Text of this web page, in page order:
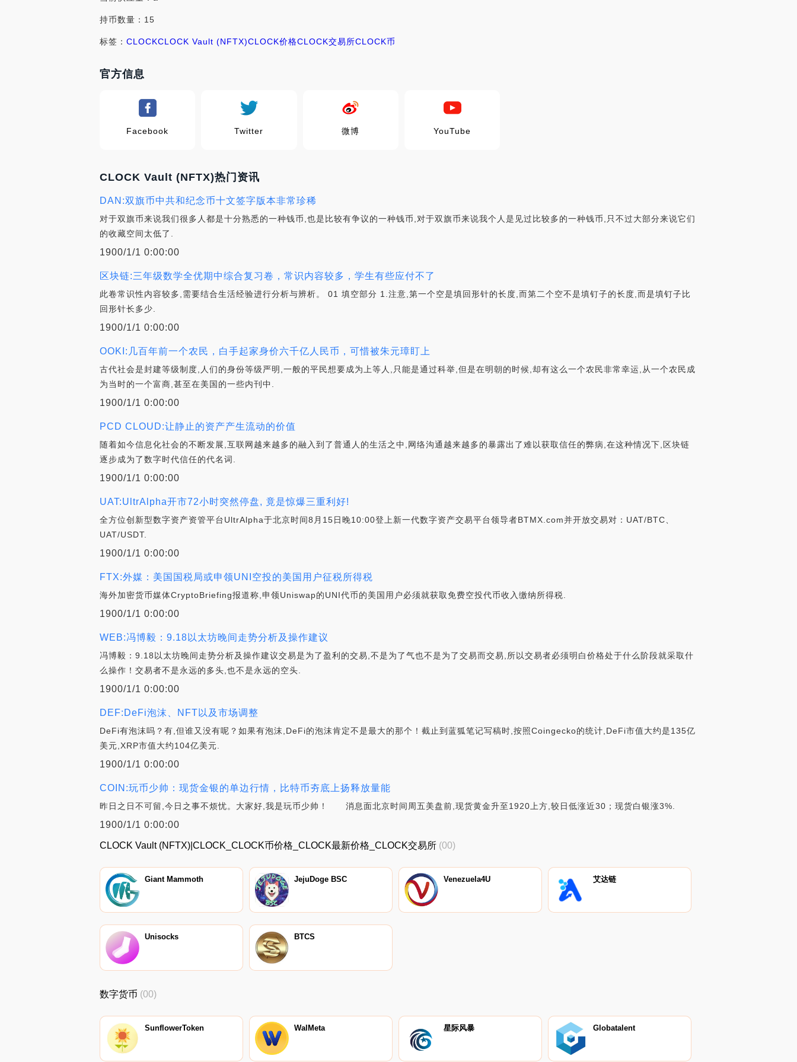
持币数量：15
标签： CLOCKCLOCK Vault (NFTX)CLOCK价格CLOCK交易所CLOCK币
官方信息
Facebook Twitter 微博 YouTube
CLOCK Vault (NFTX)热门资讯
DAN:双旗币中共和纪念币十文签字版本非常珍稀
对于双旗币来说我们很多人都是十分熟悉的一种钱币,也是比较有争议的一种钱币,对于双旗币来说我个人是见过比较多的一种钱币,只不过大部分来说它们
的收藏空间太低了.
1900/1/1 0:00:00
区块链:三年级数学全优期中综合复习卷，常识内容较多，学生有些应付不了
此卷常识性内容较多,需要结合生活经验进行分析与辨析。 01 填空部分 1.注意,第一个空是填回形针的长度,而第二个空不是填钉子的长度,而是填钉子比
回形针长多少.
1900/1/1 0:00:00
OOKI:几百年前一个农民，白手起家身价六千亿人民币，可惜被朱元璋盯上
古代社会是封建等级制度,人们的身份等级严明,一般的平民想要成为上等人,只能是通过科举,但是在明朝的时候,却有这么一个农民非常幸运,从一个农民成
为当时的一个富商,甚至在美国的一些内刊中.
1900/1/1 0:00:00
PCD CLOUD:让静止的资产产生流动的价值
随着如今信息化社会的不断发展,互联网越来越多的融入到了普通人的生活之中,网络沟通越来越多的暴露出了难以获取信任的弊病,在这种情况下,区块链
逐步成为了数字时代信任的代名词.
1900/1/1 0:00:00
UAT:UltrAlpha开市72小时突然停盘, 竟是惊爆三重利好!
全方位创新型数字资产资管平台UltrAlpha于北京时间8月15日晚10:00登上新一代数字资产交易平台领导者BTMX.com并开放交易对：UAT/BTC、
UAT/USDT.
1900/1/1 0:00:00
FTX:外媒：美国国税局或申领UNI空投的美国用户征税所得税
海外加密货币媒体CryptoBriefing报道称,申领Uniswap的UNI代币的美国用户必须就获取免费空投代币收入缴纳所得税.
1900/1/1 0:00:00
WEB:冯博毅：9.18以太坊晚间走势分析及操作建议
冯博毅：9.18以太坊晚间走势分析及操作建议交易是为了盈利的交易,不是为了气也不是为了交易而交易,所以交易者必须明白价格处于什么阶段就采取什
么操作！交易者不是永远的多头,也不是永远的空头.
1900/1/1 0:00:00
DEF:DeFi泡沫、NFT以及市场调整
DeFi有泡沫吗？有,但谁又没有呢？如果有泡沫,DeFi的泡沫肯定不是最大的那个！截止到蓝狐笔记写稿时,按照Coingecko的统计,DeFi市值大约是135亿
美元,XRP市值大约104亿美元.
1900/1/1 0:00:00
COIN:玩币少帅：现货金银的单边行情，比特币夯底上扬释放量能
昨日之日不可留,今日之事不烦忧。大家好,我是玩币少帅！ 消息面北京时间周五美盘前,现货黄金升至1920上方,较日低涨近30；现货白银涨3%.
1900/1/1 0:00:00
CLOCK Vault (NFTX)|CLOCK_CLOCK币价格_CLOCK最新价格_CLOCK交易所 (00)
Giant Mammoth JejuDoge BSC Venezuela4U 艾达链
Unisocks BTCS
数字货币 (00)
SunflowerToken WalMeta 星际风暴 Globatalent